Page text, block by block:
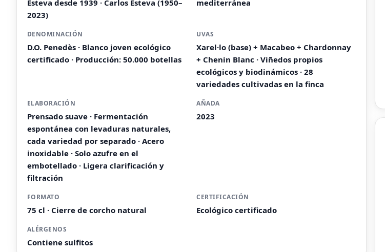
Esteva desde 1939 · Carlos Esteva (1950–
2023)
mediterránea
DENOMINACIÓN
D.O. Penedès · Blanco joven ecológico
certificado · Producción: 50.000 botellas
UVAS
Xarel·lo (base) + Macabeo + Chardonnay
+ Chenin Blanc · Viñedos propios
ecológicos y biodinámicos · 28
variedades cultivadas en la finca
ELABORACIÓN
Prensado suave · Fermentación
espontánea con levaduras naturales,
cada variedad por separado · Acero
inoxidable · Solo azufre en el
embotellado · Ligera clarificación y
filtración
AÑADA
2023
FORMATO
75 cl · Cierre de corcho natural
CERTIFICACIÓN
Ecológico certificado
ALÉRGENOS
Contiene sulfitos